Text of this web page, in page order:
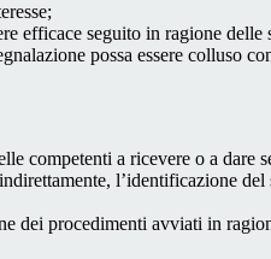
efficace seguito in ragione delle
possa essere colluso
competenti a ricevere o a dare
l’identificazione del
dei procedimenti avviati in